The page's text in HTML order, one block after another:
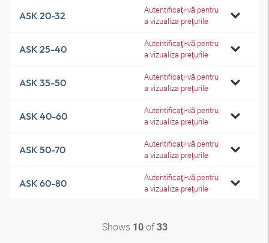
ASK 20-32
Autentificaţi-vă pentru
a vizualiza preţurile
ASK 25-40
Autentificaţi-vă pentru
a vizualiza preţurile
ASK 35-50
Autentificaţi-vă pentru
a vizualiza preţurile
ASK 40-60
Autentificaţi-vă pentru
a vizualiza preţurile
ASK 50-70
Autentificaţi-vă pentru
a vizualiza preţurile
ASK 60-80
Autentificaţi-vă pentru
a vizualiza preţurile
Shows 10of33